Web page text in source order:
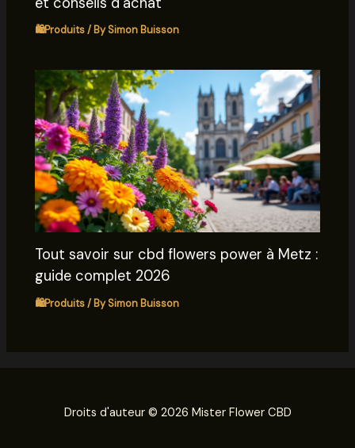
🛍️Produits/ BySimon Buisson
Tout savoir sur cbd flowers power à Metz :
guide complet 2026
🛍️Produits/ BySimon Buisson
Droits d'auteur © 2026 Mister Flower CBD